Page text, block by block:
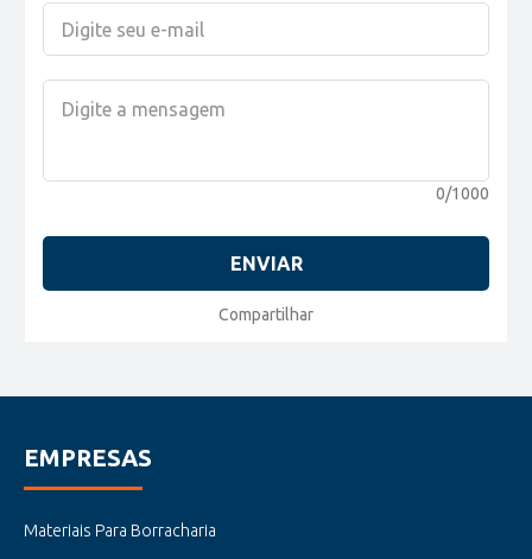
0/1000
ENVIAR
Compartilhar
EMPRESAS
Materiais Para Borracharia